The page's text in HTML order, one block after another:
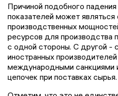
Причиной подобного
показателей может являться
производственных
ресурсов для производства
с одной стороны. С другой -
иностранных
международными санкциями
цепочек при поставках сырья.